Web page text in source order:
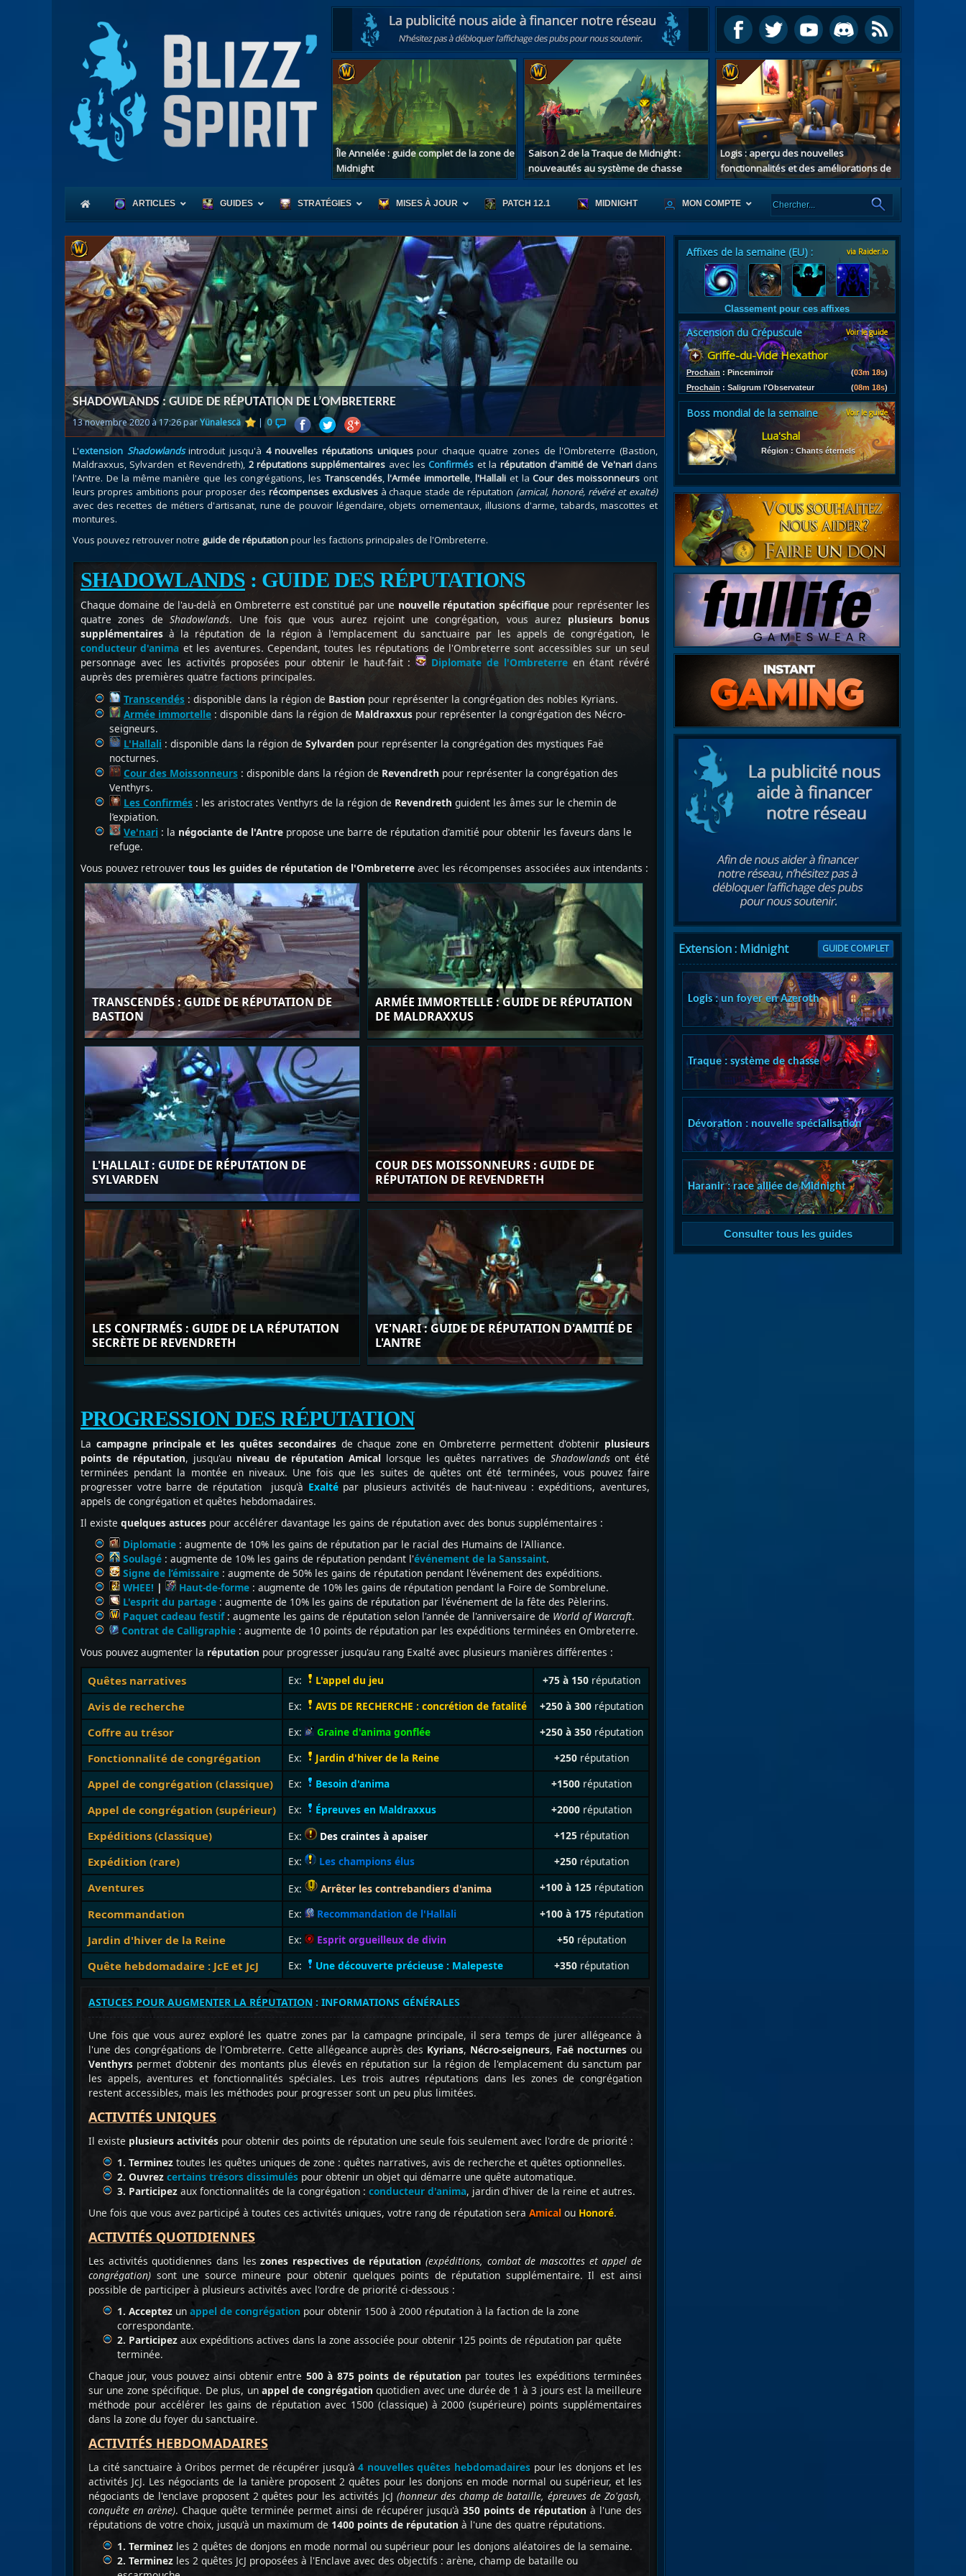
Île Annelée : guide complet de la zone de
Midnight
Saison 2 de la Traque de Midnight :
nouveautés au système de chasse
Logis : aperçu des nouvelles
fonctionnalités et des améliorations de
confort au patch 12.1
ARTICLES GUIDES
Coeur d'Azeroth
Races alliées
Exploration des îles
Nazjataret Mécagone
Débloquer le vol
Assauts à Uldum et au Val
Visions horrifiques
Scénario de Chromie
Les bastonneurs
Rivage Brisé
Débloquer le vol
Les invasions
Arme prodigieuse
Les réputations
Les montures
Les mascottes
Les jouets
Les héritages
Les ensembles d'armures
Les légendaires
Les métiers
STRATÉGIES MISES À JOUR PATCH 12.1 MIDNIGHT MON COMPTE
SHADOWLANDS : GUIDE DE RÉPUTATION DE L’OMBRETERRE
13 novembre 2020 à 17:26 parYünalescä | 0
L'extension Shadowlandsintroduit jusqu'à 4 nouvelles réputations uniquespour chaque quatre zones de l'Ombreterre (Bastion,
Maldraxxus, Sylvarden et Revendreth), 2 réputations supplémentaires avec les Confirmés et la réputation d'amitié de Ve'naridans
l'Antre. De la même manière que les congrégations, les Transcendés,l'Armée immortelle,l'Hallali et laCour des moissonneursont
leurs propres ambitions pour proposer des récompenses exclusivesà chaque stade de réputation (amical, honoré, révéré et exalté)
avec des recettes de métiers d'artisanat, rune de pouvoir légendaire, objets ornementaux, illusions d'arme, tabards, mascottes et
montures.
Vous pouvez retrouver notre guide de réputationpour les factions principales de l'Ombreterre.
SHADOWLANDS : GUIDE DES RÉPUTATIONS
Chaque domaine de l'au-delà en Ombreterre est constitué par une nouvelle réputation spécifiquepour représenter les
quatre zones deShadowlands. Une fois que vous aurez rejoint une congrégation, vous aurez plusieurs bonus
supplémentaires à la réputation de la région à l'emplacement du sanctuaire par les appels de congrégation, le
conducteur d'anima et les aventures. Cependant, toutes les réputations de l'Ombreterre sont accessibles sur un seul
personnage avec les activités proposées pour obtenir le haut-fait :
Diplomate de l'Ombreterre en étant révéré
auprès des premières quatre factions principales.
Transcendés : disponible dans la région de Bastion pour représenter la congrégation des nobles Kyrians.
Armée immortelle : disponible dans la région de Maldraxxus pour représenter la congrégation des Nécro-
seigneurs.
L'Hallali : disponible dans la région de Sylvarden pour représenter la congrégation des mystiques Faë
nocturnes.
Cour des Moissonneurs : disponible dans la région de Revendreth pour représenter la congrégation des
Venthyrs.
Les Confirmés : les aristocrates Venthyrs de la région de Revendreth guident les âmes sur le chemin de
l’expiation.
Ve'nari : la négociante de l'Antre propose une barre de réputation d'amitié pour obtenir les faveurs dans le
refuge.
Vous pouvez retrouver tous les guides de réputation de l'Ombreterre avec les récompenses associées aux intendants :
TRANSCENDÉS : GUIDE DE RÉPUTATION DE
BASTION
ARMÉE IMMORTELLE : GUIDE DE RÉPUTATION
DE MALDRAXXUS
L'HALLALI : GUIDE DE RÉPUTATION DE
SYLVARDEN
COUR DES MOISSONNEURS : GUIDE DE
RÉPUTATION DE REVENDRETH
LES CONFIRMÉS : GUIDE DE LA RÉPUTATION
SECRÈTE DE REVENDRETH
VE'NARI : GUIDE DE RÉPUTATION D'AMITIÉ DE
L'ANTRE
PROGRESSION DES RÉPUTATION
La campagne principale et les quêtes secondaires de chaque zone en Ombreterre permettent d'obtenir plusieurs
points de réputation, jusqu'au niveau de réputation Amical lorsque les quêtes narratives de Shadowlandsont été
terminées pendant la montée en niveaux. Une fois que les suites de quêtes ont été terminées, vous pouvez faire
progresser votre barre de réputation jusqu'à Exalté par plusieurs activités de haut-niveau : expéditions, aventures,
appels de congrégation et quêtes hebdomadaires.
Il existe quelques astuces pour accélérer davantage les gains de réputation avec des bonus supplémentaires :
Diplomatie : augmente de 10% les gains de réputation par le racial des Humains de l'Alliance.
Soulagé : augmente de 10% les gains de réputation pendant l'événement de la Sanssaint.
Signe de l’émissaire : augmente de 50% les gains de réputation pendant l'événement des expéditions.
WHEE! | Haut-de-forme : augmente de 10% les gains de réputation pendant la Foire de Sombrelune.
L'esprit du partage : augmente de 10% les gains de réputation par l'événement de la fête des Pèlerins.
Paquet cadeau festif: augmente les gains de réputation selon l'année de l'anniversaire de World of Warcraft.
Contrat de Calligraphie : augmente de 10 points de réputation par les expéditions terminées en Ombreterre.
Vous pouvez augmenter la réputation pour progresser jusqu'au rang Exalté avec plusieurs manières différentes :
Quêtes narratives Ex: L'appel du jeu +75 à 150 réputation
Avis de recherche Ex: AVIS DE RECHERCHE : concrétion de fatalité +250 à 300réputation
Coffre au trésor Ex: Graine d'anima gonflée +250 à 350réputation
Fonctionnalité de congrégation Ex: Jardin d'hiver de la Reine +250 réputation
Appel de congrégation (classique) Ex: Besoin d'anima +1500 réputation
Appel de congrégation (supérieur) Ex: Épreuves en Maldraxxus +2000 réputation
Expéditions (classique) Ex: Des craintes à apaiser +125 réputation
Expédition (rare) Ex: Les champions élus +250réputation
Aventures Ex: Arrêter les contrebandiers d'anima +100 à 125réputation
Recommandation Ex: Recommandation de l'Hallali +100 à 175réputation
Jardin d'hiver de la Reine Ex: Esprit orgueilleux de divin +50réputation
Quête hebdomadaire : JcE et JcJ Ex: Une découverte précieuse : Malepeste +350réputation
ASTUCES POUR AUGMENTER LA RÉPUTATION : INFORMATIONS GÉNÉRALES
Une fois que vous aurez exploré les quatre zones par la campagne principale, il sera temps de jurer allégeance à
l'une des congrégations de l'Ombreterre. Cette allégeance auprès des Kyrians, Nécro-seigneurs, Faë nocturnes ou
Venthyrs permet d'obtenir des montants plus élevés en réputation sur la région de l'emplacement du sanctum par
les appels, aventures et fonctionnalités spéciales. Les trois autres réputations dans les zones de congrégation
restent accessibles, mais les méthodes pour progresser sont un peu plus limitées.
ACTIVITÉS UNIQUES
Il existe plusieurs activités pour obtenir des points de réputation une seule fois seulement avec l'ordre de priorité :
1. Terminez toutes les quêtes uniques de zone : quêtes narratives, avis de recherche et quêtes optionnelles.
2. Ouvrez certains trésors dissimulés pour obtenir un objet qui démarre une quête automatique.
3. Participez aux fonctionnalités de la congrégation : conducteur d'anima, jardin d'hiver de la reine et autres.
Une fois que vous avez participé à toutes ces activités uniques, votre rang de réputation sera Amical ou Honoré.
ACTIVITÉS QUOTIDIENNES
Les activités quotidiennes dans leszones respectives de réputation (expéditions, combat de mascottes et appel de
congrégation) sont une source mineure pour obtenir quelques points de réputation supplémentaire. Il est ainsi
possible de participer à plusieurs activités avec l'ordre de priorité ci-dessous :
1. Acceptez un appel de congrégation pour obtenir 1500 à 2000 réputation à la faction de la zone
correspondante.
2. Participez aux expéditions actives dans la zone associée pour obtenir 125 points de réputation par quête
terminée.
Chaque jour, vous pouvez ainsi obtenir entre 500 à 875 points de réputation par toutes les expéditions terminées
sur une zone spécifique. De plus, unappel de congrégation quotidien avec une durée de 1 à 3 jours est la meilleure
méthode pour accélérer les gains de réputation avec 1500 (classique) à 2000 (supérieure) points supplémentaires
dans la zone du foyer du sanctuaire.
ACTIVITÉS HEBDOMADAIRES
La cité sanctuaire à Oribos permet de récupérer jusqu'à4 nouvelles quêtes hebdomadaires pour les donjons et les
activités JcJ. Les négociants de la tanière proposent 2 quêtes pour les donjons en mode normal ou supérieur, et les
négociants de l'enclave proposent 2 quêtes pour les activités JcJ (honneur des champ de bataille, épreuves de Zo'gash,
conquête en arène). Chaque quête terminée permet ainsi de récupérer jusqu'à 350 points de réputation à l'une des
réputations de votre choix, jusqu'à un maximum de 1400 points de réputation à l'une des quatre réputations.
1. Terminez les 2 quêtes de donjons en mode normal ou supérieur pour les donjons aléatoires de la semaine.
2. Terminez les 2 quêtes JcJ proposées à l'Enclave avec des objectifs : arène, champ de bataille ou
Affixes de la semaine (EU) : via Raider.io
Classement pour ces affixes
Ascension du Crépuscule Voir le guide
Griffe-du-Vide Hexathor
Prochain : Pincemirroir (03m 16s)
Prochain : Saligrum l'Observateur (08m 16s)
Boss mondial de la semaine Voir le guide
Lua'shal
Région : Chants éternels
Extension : Midnight GUIDE COMPLET
Logis : un foyer en Azeroth
Traque : système de chasse
Dévoration : nouvelle spécialisation
Haranir : race alliée de Midnight
Consulter tous les guides